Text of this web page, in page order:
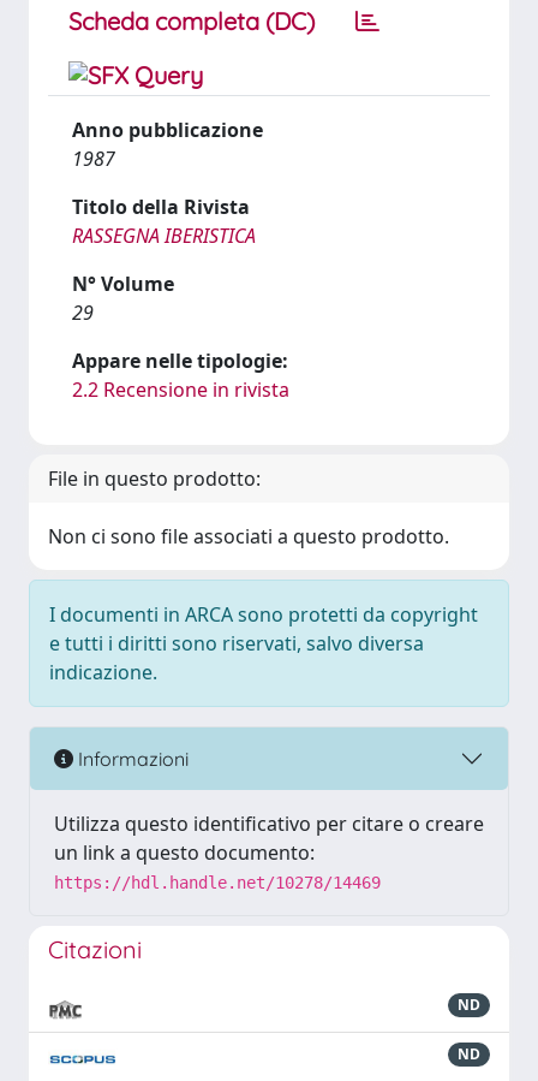
Scheda completa (DC)
Anno pubblicazione
1987
Titolo della Rivista
RASSEGNA IBERISTICA
N° Volume
29
Appare nelle tipologie:
2.2 Recensione in rivista
File in questo prodotto:
Non ci sono file associati a questo prodotto.
I documenti in ARCA sono protetti da copyright
e tutti i diritti sono riservati, salvo diversa
indicazione.
Informazioni
Utilizza questo identificativo per citare o creare
un link a questo documento:
https://hdl.handle.net/10278/14469
Citazioni
ND
ND